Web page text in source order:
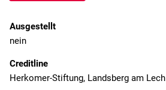
Ausgestellt
nein
Creditline
Herkomer-Stiftung, Landsberg am Lech